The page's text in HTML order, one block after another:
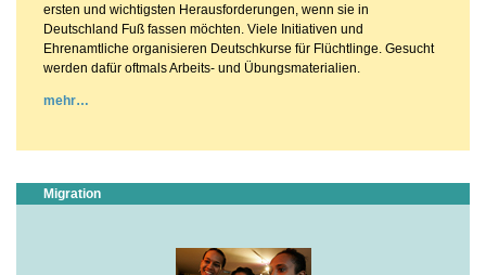
ersten und wichtigsten Herausforderungen, wenn sie in
Deutschland Fuß fassen möchten. Viele Initiativen und
Ehrenamtliche organisieren Deutschkurse für Flüchtlinge. Gesucht
werden dafür oftmals Arbeits- und Übungsmaterialien.
mehr
Migration